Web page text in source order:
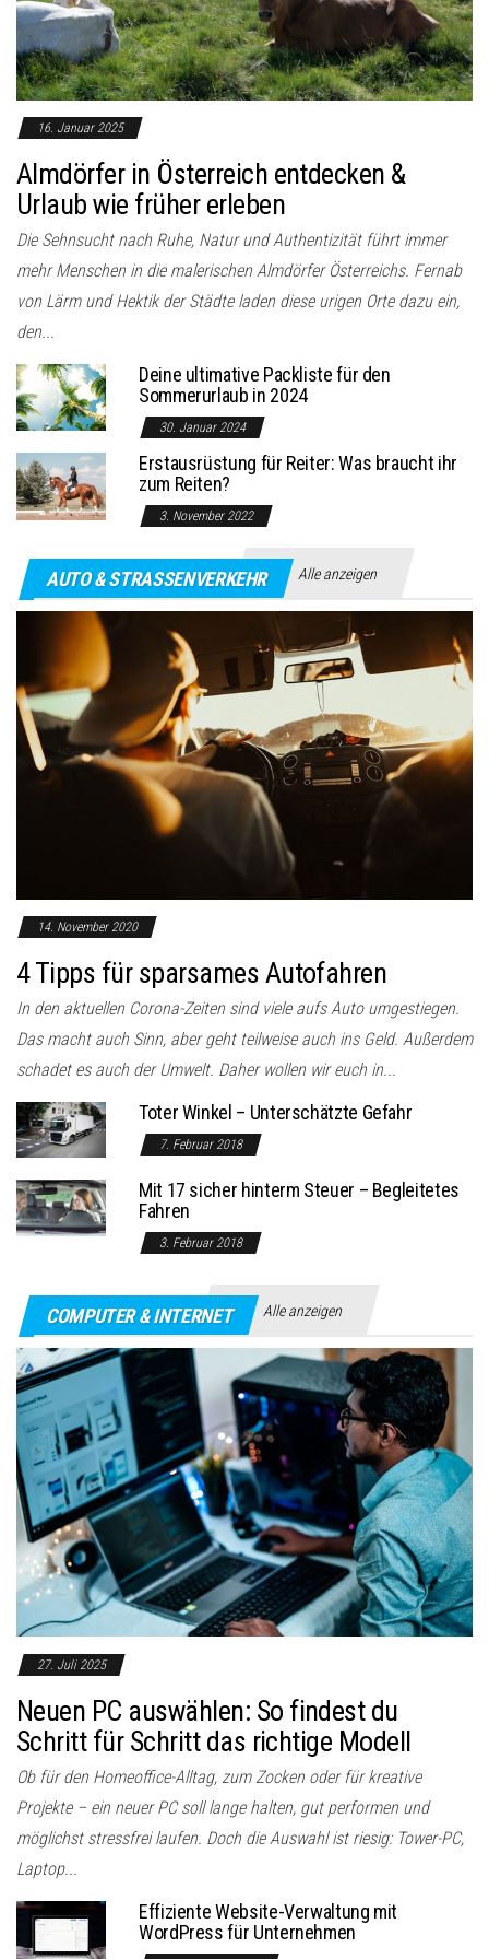
n
16. Januar 2025
Almdörfer in Österreich entdecken &
Urlaub wie früher erleben
Die Sehnsucht nach Ruhe, Natur und Authentizität führt immer
mehr Menschen in die malerischen Almdörfer Österreichs. Fernab
von Lärm und Hektik der Städte laden diese urigen Orte dazu ein,
den...
Deine ultimative Packliste für den
Sommerurlaub in 2024
30. Januar 2024
Erstausrüstung für Reiter: Was braucht ihr
zum Reiten?
3. November 2022
AUTO & STRASSENVERKEHR Alle anzeigen
14. November 2020
4 Tipps für sparsames Autofahren
In den aktuellen Corona-Zeiten sind viele aufs Auto umgestiegen.
Das macht auch Sinn, aber geht teilweise auch ins Geld. Außerdem
schadet es auch der Umwelt. Daher wollen wir euch in...
Toter Winkel – Unterschätzte Gefahr
7. Februar 2018
Mit 17 sicher hinterm Steuer – Begleitetes
Fahren
3. Februar 2018
COMPUTER & INTERNET Alle anzeigen
27. Juli 2025
Neuen PC auswählen: So findest du
Schritt für Schritt das richtige Modell
Ob für den Homeoffice-Alltag, zum Zocken oder für kreative
Projekte – ein neuer PC soll lange halten, gut performen und
möglichst stressfrei laufen. Doch die Auswahl ist riesig: Tower-PC,
Laptop...
Effiziente Website-Verwaltung mit
WordPress für Unternehmen